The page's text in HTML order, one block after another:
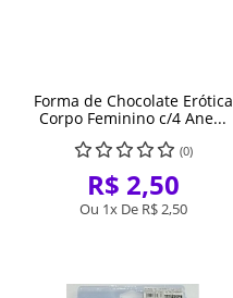
Forma de Chocolate Erótica
Corpo Feminino c/4 Ane...
(0)
R$ 2,50
Ou 1x De R$ 2,50